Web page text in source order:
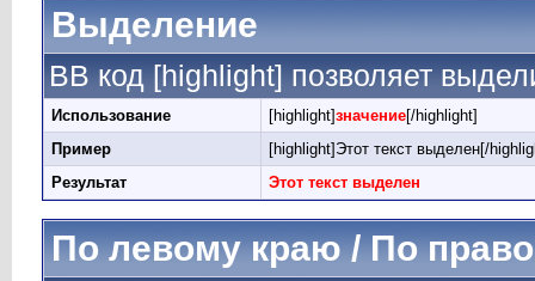
Выделение
BB код [highlight] позволяет
Использование [highlight]значение[/highlight]
Пример
[highlight]Этот текст выделен[/
Результат
Этот текст выделен
По левому краю / По